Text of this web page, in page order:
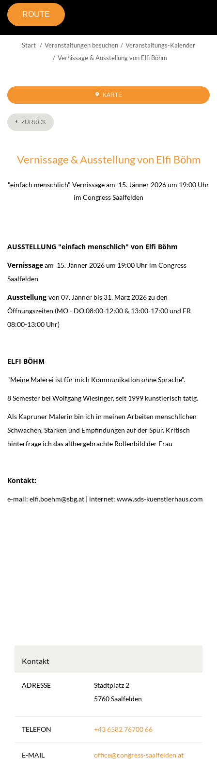
ROUTE
Start Veranstaltungen besuchen
Veranstaltungs-Kalender
Vernissage & Ausstellung von Elfi Böhm
KARTE
ZURÜCK
Vernissage & Ausstellung von Elfi Böhm
"einfach menschlich" Vernissage am 15. Jänner 2026 um 19:00 Uhr
im Congress Saalfelden
AUSSTELLUNG "einfach menschlich" von Elfi Böhm
Vernissageam 15. Jänner 2026 um 19:00 Uhr im Congress
Saalfelden
Ausstellung von 07. Jänner bis 31. März 2026 zu den
Öffnungszeiten (MO - DO 08:00-12:00 & 13:00-17:00 und FR
08:00-13:00 Uhr)
ELFI BÖHM
"Meine Malerei ist für mich Kommunikation ohne Sprache".
8 Semester bei Wolfgang Wiesinger, seit 1999 künstlerisch tätig.
Als Kapruner Malerin bin ich in meinen Arbeiten menschlichen
Schwächen, Stärken und Empfindungen auf der Spur. Kritisch
hinterfrage ich das althergebrachte Rollenbild der Frau
Kontakt:
e-mail: elfi.boehm@sbg.at | internet: www.sds-kuenstlerhaus.com
Kontakt
ADRESSE
Stadtplatz 2
5760 Saalfelden
TELEFON +43 6582 76700 66
E-MAIL office@congress-saalfelden.at